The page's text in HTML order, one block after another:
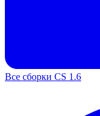
Все сборки CS 1.6